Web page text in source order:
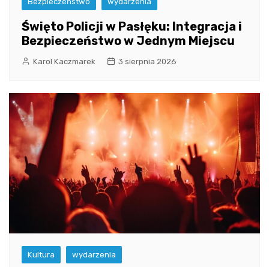
Święto Policji w Pasłęku: Integracja i
Bezpieczeństwo w Jednym Miejscu
Karol Kaczmarek 3 sierpnia 2026
Kultura wydarzenia